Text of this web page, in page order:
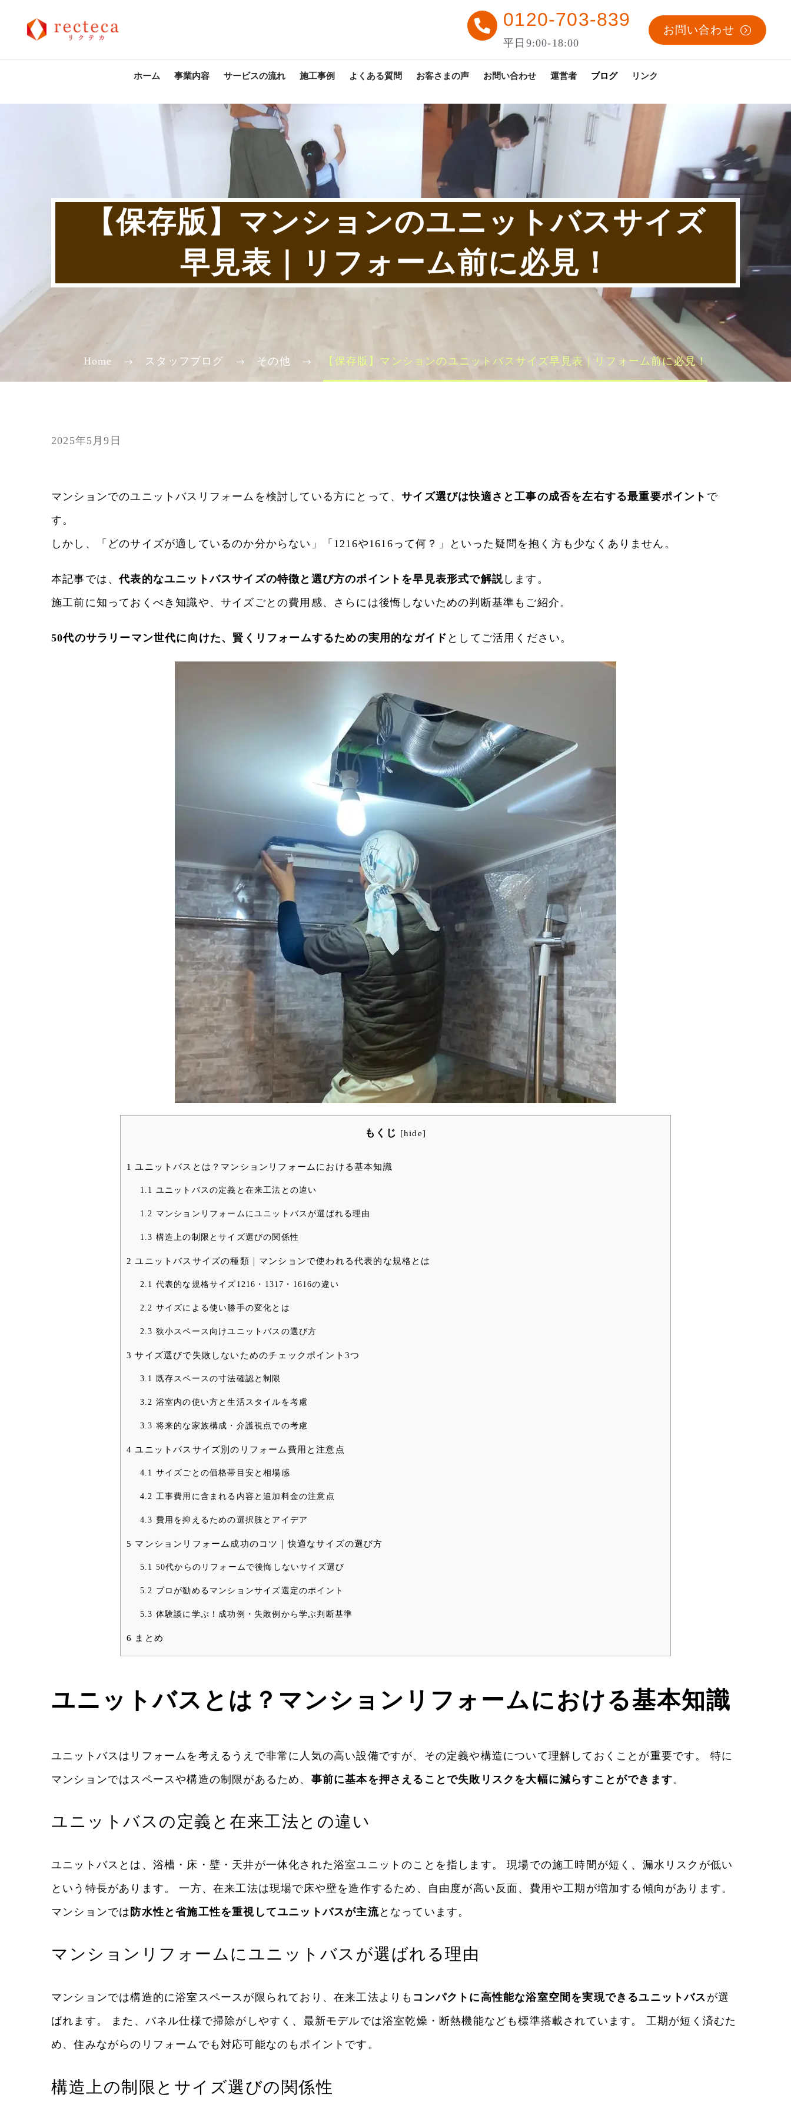
0120-703-839
平日9:00-18:00
お問い合わせ
ホーム 事業内容 サービスの流れ 施工事例 よくある質問 お客さまの声 お問い合わせ 運営者 ブログ リンク
【保存版】マンションのユニットバスサイズ
早見表｜リフォーム前に必見！
Home スタッフブログ その他 【保存版】マンションのユニットバスサイズ早見表｜リフォーム前に必見！
2025年5月9日
マンションでのユニットバスリフォームを検討している方にとって、サイズ選びは快適さと工事の成否を左右する最重要ポイント で
す。
しかし、「どのサイズが適しているのか分からない」「1216や1616って何？」といった疑問を抱く方も少なくありません。
本記事では、代表的なユニットバスサイズの特徴と選び方のポイントを早見表形式で解説 します。
施工前に知っておくべき知識や、サイズごとの費用感、さらには後悔しないための判断基準もご紹介。
50代のサラリーマン世代に向けた、賢くリフォームするための実用的なガイド としてご活用ください。
もくじ [hide]
1 ユニットバスとは？マンションリフォームにおける基本知識
1.1 ユニットバスの定義と在来工法との違い
1.2 マンションリフォームにユニットバスが選ばれる理由
1.3 構造上の制限とサイズ選びの関係性
2 ユニットバスサイズの種類｜マンションで使われる代表的な規格とは
2.1 代表的な規格サイズ1216・1317・1616の違い
2.2 サイズによる使い勝手の変化とは
2.3 狭小スペース向けユニットバスの選び方
3 サイズ選びで失敗しないためのチェックポイント3つ
3.1 既存スペースの寸法確認と制限
3.2 浴室内の使い方と生活スタイルを考慮
3.3 将来的な家族構成・介護視点での考慮
4 ユニットバスサイズ別のリフォーム費用と注意点
4.1 サイズごとの価格帯目安と相場感
4.2 工事費用に含まれる内容と追加料金の注意点
4.3 費用を抑えるための選択肢とアイデア
5 マンションリフォーム成功のコツ｜快適なサイズの選び方
5.1 50代からのリフォームで後悔しないサイズ選び
5.2 プロが勧めるマンションサイズ選定のポイント
5.3 体験談に学ぶ！成功例・失敗例から学ぶ判断基準
6 まとめ
ユニットバスとは？マンションリフォームにおける基本知識
ユニットバスはリフォームを考えるうえで非常に人気の高い設備ですが、その定義や構造について理解しておくことが重要です。 特に
マンションではスペースや構造の制限があるため、 事前に基本を押さえることで失敗リスクを大幅に減らすことができます。
ユニットバスの定義と在来工法との違い
ユニットバスとは、浴槽・床・壁・天井が一体化された浴室ユニットのことを指します。 現場での施工時間が短く、漏水リスクが低い
という特長があります。 一方、在来工法は現場で床や壁を造作するため、自由度が高い反面、費用や工期が増加する傾向があります。
マンションでは 防水性と省施工性を重視してユニットバスが主流となっています。
マンションリフォームにユニットバスが選ばれる理由
マンションでは構造的に浴室スペースが限られており、在来工法よりも コンパクトに高性能な浴室空間を実現できるユニットバス が選
ばれます。 また、パネル仕様で掃除がしやすく、最新モデルでは浴室乾燥・断熱機能なども標準搭載されています。 工期が短く済むた
め、住みながらのリフォームでも対応可能なのもポイントです。
構造上の制限とサイズ選びの関係性